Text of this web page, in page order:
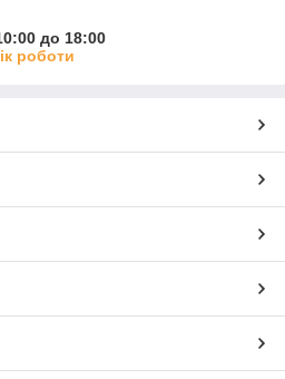
до 18:00
роботи